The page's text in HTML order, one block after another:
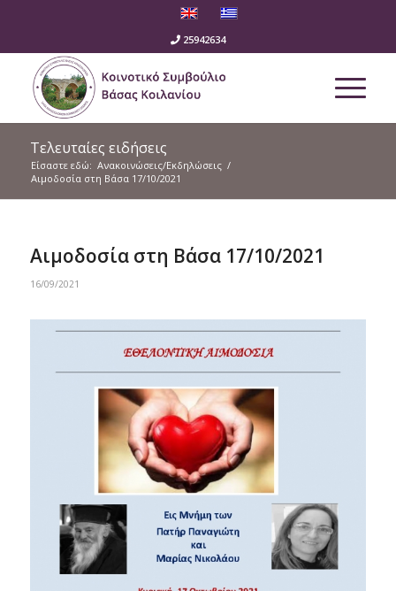
25942634
Τελευταίες ειδήσεις
Είσαστε εδώ: Ανακοινώσεις/Εκδηλώσεις /
Αιμοδοσία στη Βάσα 17/10/2021
Αιμοδοσία στη Βάσα 17/10/2021
16/09/2021